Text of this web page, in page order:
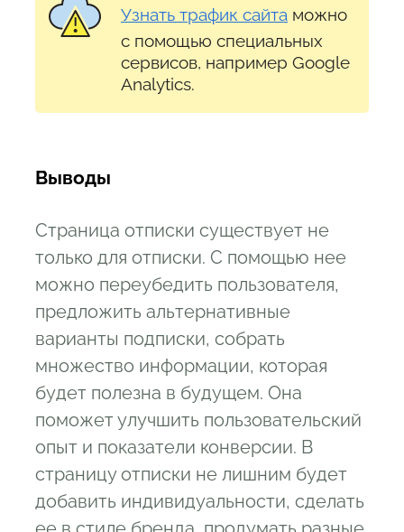
Узнать трафик сайта можно
с помощью специальных
сервисов, например Google
Analytics.
Выводы
Страница отписки существует не
только для отписки. С помощью нее
можно переубедить пользователя,
предложить альтернативные
варианты подписки, собрать
множество информации, которая
будет полезна в будущем. Она
поможет улучшить пользовательский
опыт и показатели конверсии. В
страницу отписки не лишним будет
добавить индивидуальности, сделать